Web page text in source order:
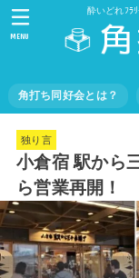
酔いどれﾌﾗ
角打ち同好会とは？
MENU
独り言
小倉宿 駅から
ら営業再開！